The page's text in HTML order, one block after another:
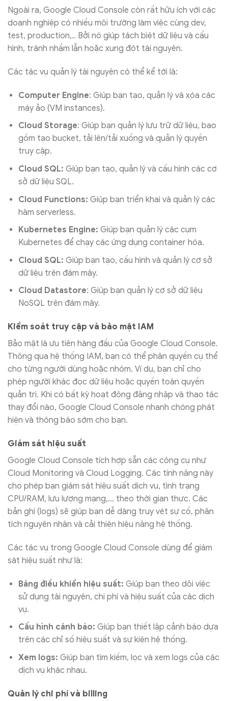
Ngoài ra, Google Cloud Console còn rất hữu ích với các
doanh nghiệp có nhiều môi trường làm việc cùng dev,
test, production,.. Bởi nó giúp tách biệt dữ liệu và cấu
hình, tránh nhầm lẫn hoặc xung đột tài nguyên.
Các tác vụ quản lý tài nguyên có thể kể tới là:
Computer Engine: Giúp bạn tạo, quản lý và xóa các
máy ảo (VM instances).
Cloud Storage: Giúp bạn quản lý lưu trữ dữ liệu, bao
gồm tạo bucket, tải lên/tải xuống và quản lý quyền
truy cập.
Cloud SQL: Giúp bạn tạo, quản lý và cấu hình các cơ
sở dữ liệu SQL.
Cloud Functions: Giúp bạn triển khai và quản lý các
hàm serverless.
Kubernetes Engine: Giúp bạn quản lý các cụm
Kubernetes để chạy các ứng dụng container hóa.
Cloud SQL: Giúp bạn tạo, cấu hình và quản lý cơ sở
dữ liệu trên đám mây.
Cloud Datastore: Giúp bạn quản lý cơ sở dữ liệu
NoSQL trên đám mây.
Kiểm soát truy cập và bảo mật IAM
Bảo mật là ưu tiên hàng đầu của Google Cloud Console.
Thông qua hệ thống IAM, bạn có thể phân quyền cụ thể
cho từng người dùng hoặc nhóm. Ví dụ, bạn chỉ cho
phép người khác đọc dữ liệu hoặc quyền toàn quyền
quản trị. Khi có bất kỳ hoạt động đăng nhập và thao tác
thay đổi nào, Google Cloud Console nhanh chóng phát
hiện và thông báo sớm cho bạn.
Giám sát hiệu suất
Google Cloud Console tích hợp sẵn các công cụ như
Cloud Monitoring và Cloud Logging. Các tính năng này
cho phép bạn giám sát hiệu suất dịch vụ, tình trạng
CPU/RAM, lưu lượng mạng,… theo thời gian thực. Các
bản ghi (logs) sẽ giúp bạn dễ dàng truy vét sự cố, phân
tích nguyên nhân và cải thiện hiệu năng hệ thống.
Các tác vụ trong Google Cloud Console dùng để giám
sát hiệu suất như là:
Bảng điều khiển hiệu suất: Giúp bạn theo dõi việc
sử dụng tài nguyên, chi phí và hiệu suất của các dịch
vụ.
Cấu hình cảnh báo: Giúp bạn thiết lập cảnh báo dựa
trên các chỉ số hiệu suất và sự kiện hệ thống.
Xem logs: Giúp bạn tìm kiếm, lọc và xem logs của các
dịch vụ khác nhau.
Quản lý chi phí và billing